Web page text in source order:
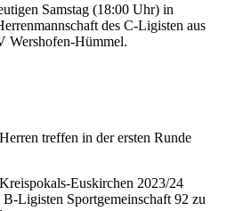
Samstag (18:00 Uhr) in
des C-Ligisten aus
Wershofen-Hümmel.
treffen in der ersten Runde
Euskirchen 2023/24
Ligisten Sportgemeinschaft 92 zu